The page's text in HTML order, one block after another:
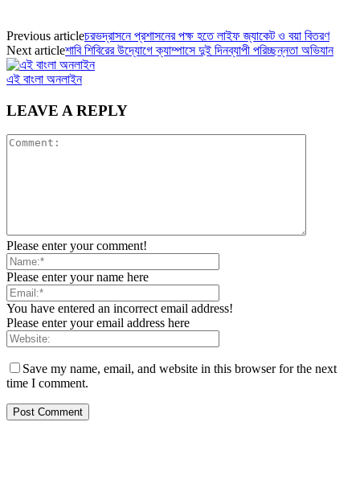
Previous articleচরভদ্রাসনে প্রশাসনের পক্ষ হতে লাইফ জ্যাকেট ও বয়া বিতরণ
Next articleশাবি শিবিরের উদ্যোগে ক্যাম্পাসে দুই দিনব্যাপী পরিচ্ছন্নতা অভিযান
এই বাংলা অনলাইন
LEAVE A REPLY
Please enter your comment!
Please enter your name here
You have entered an incorrect email address!
Please enter your email address here
Save my name, email, and website in this browser for the next
time I comment.